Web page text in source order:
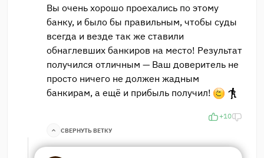
Вы очень хорошо проехались по этому
банку, и было бы правильным, чтобы суды
всегда и везде так же ставили
обнаглевших банкиров на место! Результат
получился отличным — Ваш доверитель не
просто ничего не должен жадным
банкирам, а ещё и прибыль получил!
+10
СВЕРНУТЬ ВЕТКУ